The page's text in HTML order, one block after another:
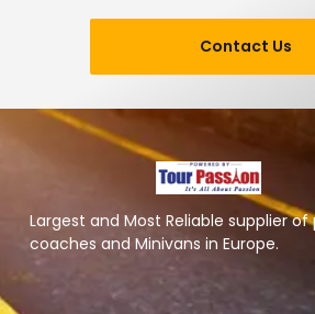
Contact Us
Largest and Most Reliable supplier
coaches and Minivans in Europe.